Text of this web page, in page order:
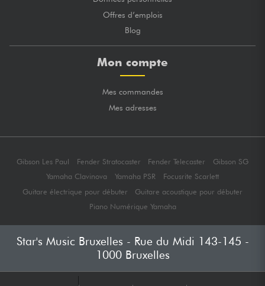
Offres d’emplois
Blog
Mon compte
Mes commandes
Mes adresses
Gibson Les Paul Fender Stratocaster Fender Telecaster
Gibson SG
Yamaha Clavinova
Yamaha PSR
Focusrite Scarlett
Guitare électrique pour débuter
Guitare acoustique pour débuter
Piano Numérique Yamaha
Star's Music Bruxelles - Rue du Midi 143-145 -
1000 Bruxelles